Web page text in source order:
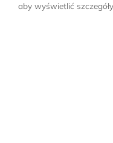
aby wyświetlić